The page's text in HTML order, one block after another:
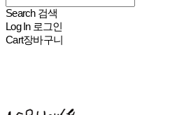
Search 검색
Log In 로그인
Cart장바구니